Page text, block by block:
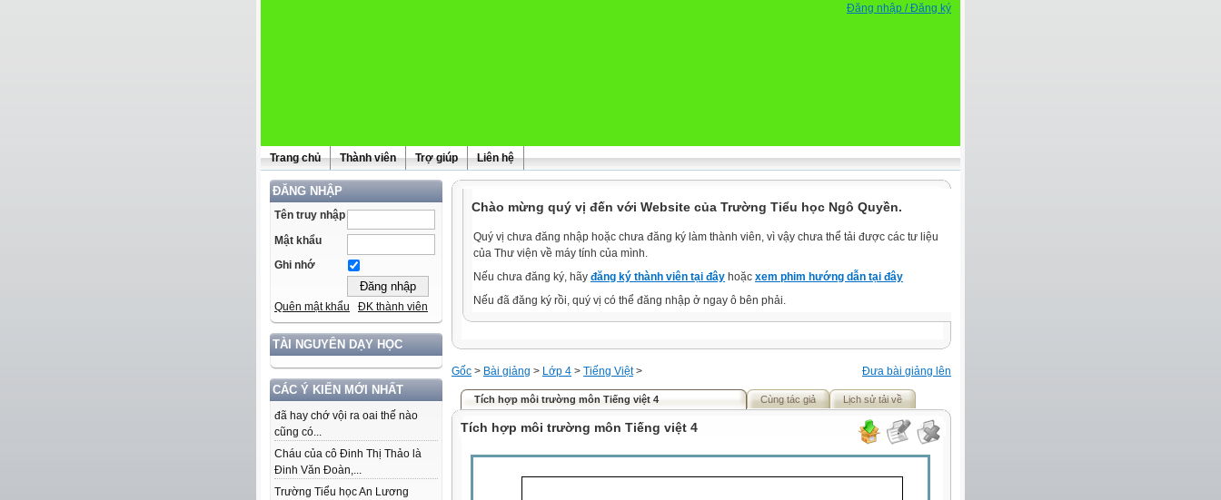
Đăng nhập / Đăng ký
Trang chủ Thành viên Trợ giúp Liên hệ
ĐĂNG NHẬP
Tên truy nhập
Mật khẩu
Ghi nhớ
Quên mật khẩu ĐK thành viên
TÀI NGUYÊN DẠY HỌC
CÁC Ý KIẾN MỚI NHẤT
đã hay chớ vội ra oai thế nào
cũng có...
Cháu của cô Đinh Thị Thảo là
Đinh Văn Đoàn,...
Trường Tiểu học An Lương
Chào mừng quý vị đến với Website của Trường Tiểu học Ngô Quyền.
Quý vị chưa đăng nhập hoặc chưa đăng ký làm thành viên, vì vậy chưa thể tải được các tư liệu
của Thư viện về máy tính của mình.
Nếu chưa đăng ký, hãy đăng ký thành viên tại đây hoặc xem phim hướng dẫn tại đây
Nếu đã đăng ký rồi, quý vị có thể đăng nhập ở ngay ô bên phải.
Đưa bài giảng lên
Gốc > Bài giảng > Lớp 4 > Tiếng Việt>
Tích hợp môi trường môn Tiếng việt 4 Cùng tác giả Lịch sử tải về
Tích hợp môi trường môn Tiếng việt 4